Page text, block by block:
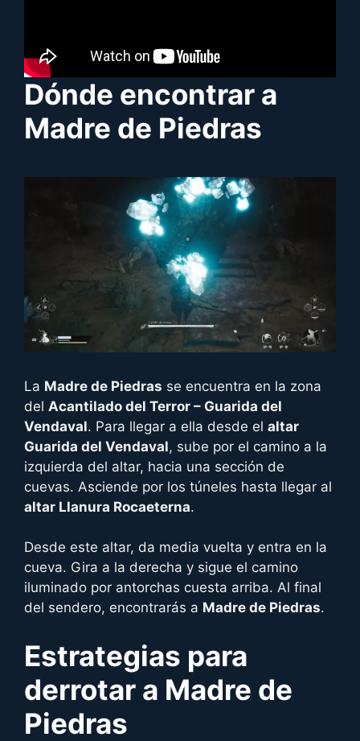
Dónde encontrar a
Madre de Piedras
La Madre de Piedras se encuentra en la zona
del Acantilado del Terror – Guarida del
Vendaval. Para llegar a ella desde el altar
Guarida del Vendaval, sube por el camino a la
izquierda del altar, hacia una sección de
cuevas. Asciende por los túneles hasta llegar al
altar Llanura Rocaeterna.
Desde este altar, da media vuelta y entra en la
cueva. Gira a la derecha y sigue el camino
iluminado por antorchas cuesta arriba. Al final
del sendero, encontrarás a Madre de Piedras.
Estrategias para
derrotar a Madre de
Piedras